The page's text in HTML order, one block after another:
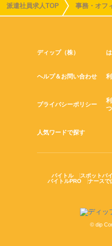
派遣社員求人TOP 事務・オフ
ディップ（株）
ヘルプ＆お問い合わせ
プライバシーポリシー
人気ワードで探す
バイトル スポットバ
バイトルPRO
ナースで
© dip